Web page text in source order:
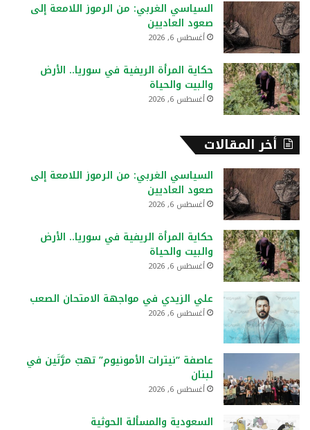
السياسي الغربي: من الرموز اللامعة إلى
صعود العاديين
أغسطس 6, 2026
حكاية المرأة الريفية في سوريا.. الأرض
والبيت والحياة
أغسطس 6, 2026
أخر المقالات
السياسي الغربي: من الرموز اللامعة إلى
صعود العاديين
أغسطس 6, 2026
حكاية المرأة الريفية في سوريا.. الأرض
والبيت والحياة
أغسطس 6, 2026
علي الزيدي في مواجهة الامتحان الصعب
أغسطس 6, 2026
عاصفة “نيترات الأمونيوم” تهبّ مرَّتَين في
لبنان
أغسطس 6, 2026
السعودية والمسألة الحوثية